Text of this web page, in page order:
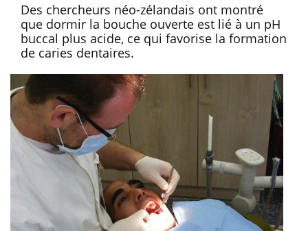
Des chercheurs néo-zélandais ont montré
que dormir la bouche ouverte est lié à un pH
buccal plus acide, ce qui favorise la formation
de caries dentaires.